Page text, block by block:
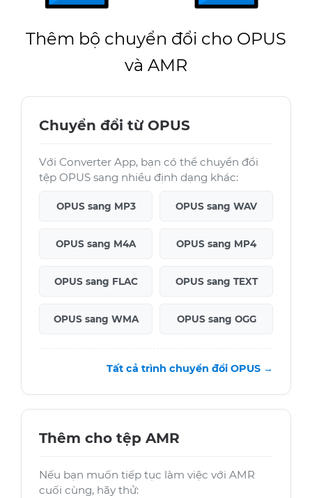
Thêm bộ chuyển đổi cho OPUS
và AMR
Chuyển đổi từ OPUS
Với Converter App, bạn có thể chuyển đổi
tệp OPUS sang nhiều định dạng khác:
OPUS sang MP3 OPUS sang WAV
OPUS sang M4A OPUS sang MP4
OPUS sang FLAC OPUS sang TEXT
OPUS sang WMA OPUS sang OGG
Tất cả trình chuyển đổi OPUS →
Thêm cho tệp AMR
Nếu bạn muốn tiếp tục làm việc với AMR
cuối cùng, hãy thử: